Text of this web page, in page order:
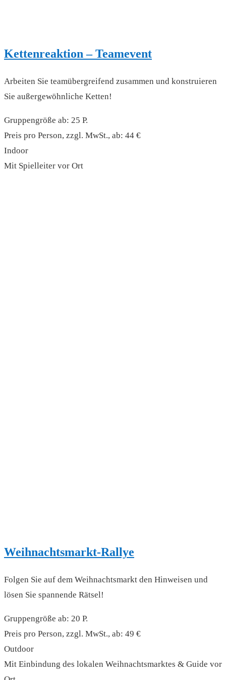
Kettenreaktion – Teamevent
Arbeiten Sie teamübergreifend zusammen und konstruieren
Sie außergewöhnliche Ketten!
Gruppengröße ab: 25 P.
Preis pro Person, zzgl. MwSt., ab: 44 €
Indoor
Mit Spielleiter vor Ort
Weihnachtsmarkt-Rallye
Folgen Sie auf dem Weihnachtsmarkt den Hinweisen und
lösen Sie spannende Rätsel!
Gruppengröße ab: 20 P.
Preis pro Person, zzgl. MwSt., ab: 49 €
Outdoor
Mit Einbindung des lokalen Weihnachtsmarktes & Guide vor